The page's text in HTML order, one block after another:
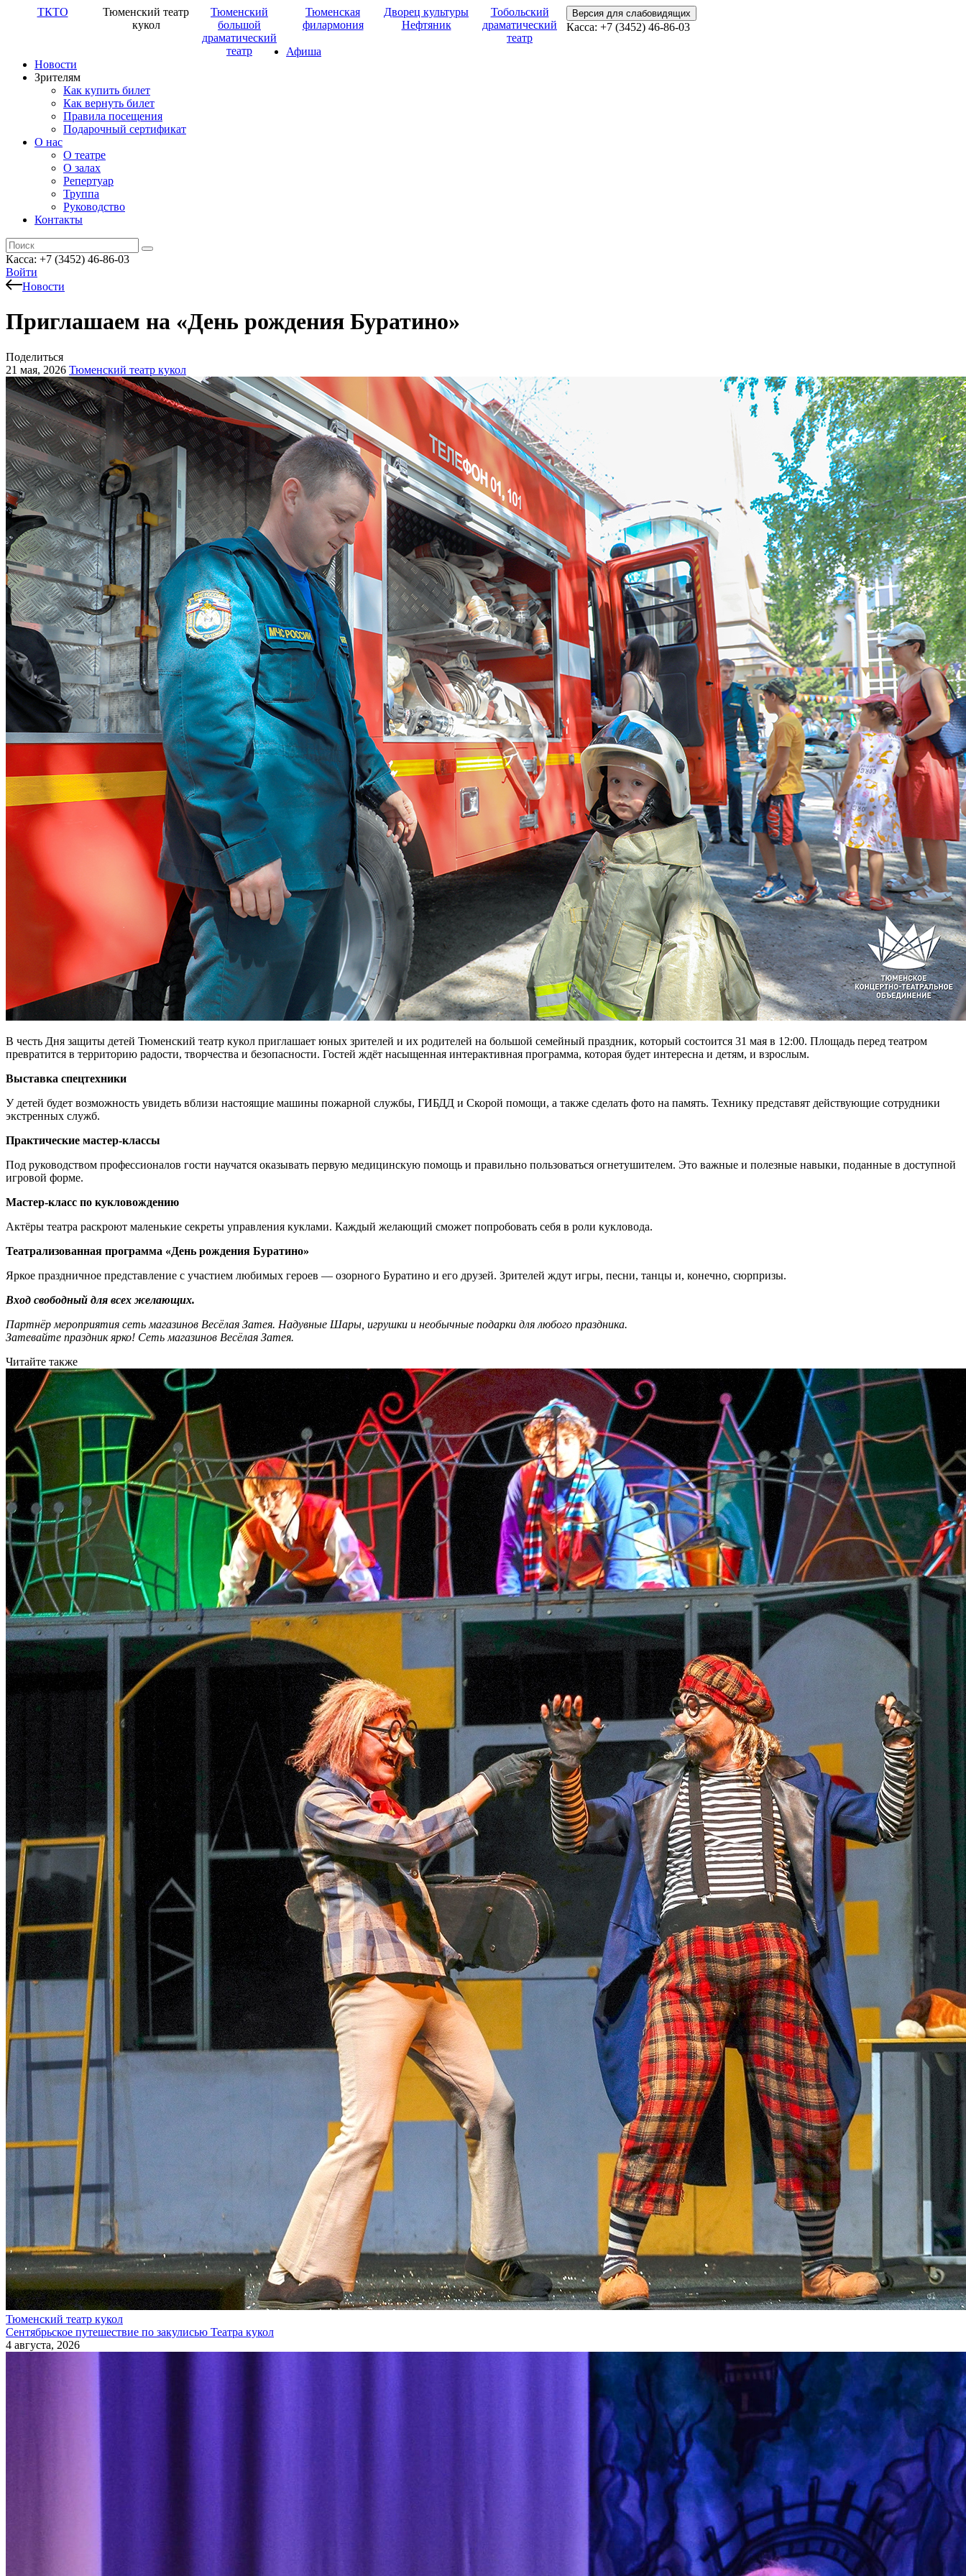
ТКТО
Тюменский театр
кукол
Тюменский
большой
драматический
театр
Тюменская
филармония
Дворец культуры
Нефтяник
Тобольский
драматический
театр
Версия для слабовидящих
Касса: +7 (3452) 46-86-03
Афиша
Новости
Зрителям
Как купить билет
Как вернуть билет
Правила посещения
Подарочный сертификат
О нас
О театре
О залах
Репертуар
Труппа
Руководство
Контакты
Касса: +7 (3452) 46-86-03
Войти
Новости
Приглашаем на «День рождения Буратино»
Поделиться
21 мая, 2026 Тюменский театр кукол
В честь Дня защиты детей Тюменский театр кукол приглашает юных зрителей и их родителей на большой семейный праздник, который состоится 31 мая в 12:00. Площадь перед театром
превратится в территорию радости, творчества и безопасности. Гостей ждёт насыщенная интерактивная программа, которая будет интересна и детям, и взрослым.
Выставка спецтехники
У детей будет возможность увидеть вблизи настоящие машины пожарной службы, ГИБДД и Скорой помощи, а также сделать фото на память. Технику представят действующие сотрудники
экстренных служб.
Практические мастер-классы
Под руководством профессионалов гости научатся оказывать первую медицинскую помощь и правильно пользоваться огнетушителем. Это важные и полезные навыки, поданные в доступной
игровой форме.
Мастер-класс по кукловождению
Актёры театра раскроют маленькие секреты управления куклами. Каждый желающий сможет попробовать себя в роли кукловода.
Театрализованная программа «День рождения Буратино»
Яркое праздничное представление с участием любимых героев — озорного Буратино и его друзей. Зрителей ждут игры, песни, танцы и, конечно, сюрпризы.
Вход свободный для всех желающих.
Партнёр мероприятия сеть магазинов Весёлая Затея. Надувные Шары, игрушки и необычные подарки для любого праздника.
Затевайте праздник ярко! Сеть магазинов Весёлая Затея.
Читайте также
Тюменский театр кукол
Сентябрьское путешествие по закулисью Театра кукол
4 августа, 2026